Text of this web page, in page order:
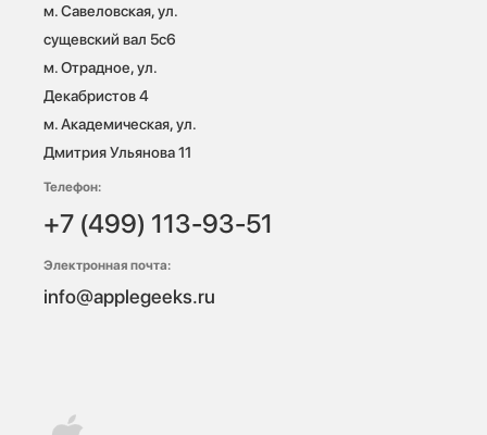
м. Савеловская, ул.
сущевский вал 5с6
м. Отрадное, ул.
Декабристов 4
м. Академическая, ул.
Дмитрия Ульянова 11
Телефон:
+7 (499) 113-93-51
Электронная почта:
info@applegeeks.ru